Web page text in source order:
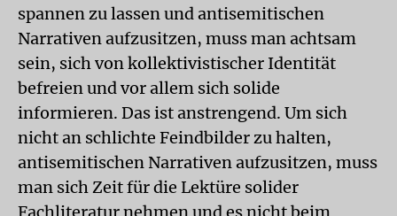
spannen zu lassen und antisemitischen
Narrativen aufzusitzen, muss man achtsam
sein, sich von kollektivistischer Identität
befreien und vor allem sich solide
informieren. Das ist anstrengend. Um sich
nicht an schlichte Feindbilder zu halten,
antisemitischen Narrativen aufzusitzen, muss
man sich Zeit für die Lektüre solider
Fachliteratur nehmen und es nicht beim